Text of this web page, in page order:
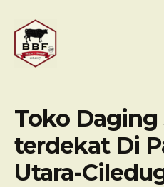
content
Toko Daging
terdekat Di
Utara-